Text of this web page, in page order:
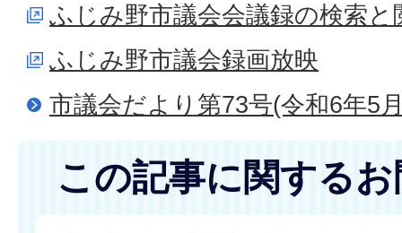
ふじみ野市議会会議録の検索と
ふじみ野市議会録画放映
市議会だより第73号(令和6年5
この記事に関する